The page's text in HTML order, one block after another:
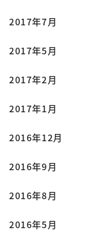
2017年7月
2017年5月
2017年2月
2017年1月
2016年12月
2016年9月
2016年8月
2016年5月